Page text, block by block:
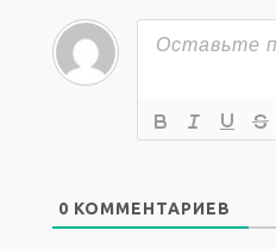
0 КОММЕНТАРИЕВ